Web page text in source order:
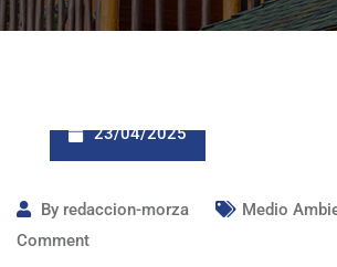
23/04/2025
By redaccion-morza Medio
Comment